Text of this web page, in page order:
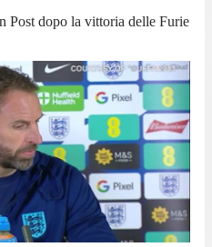
Post dopo la vittoria delle Furie